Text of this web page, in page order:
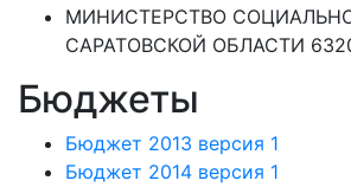
МИНИСТЕРСТВО
САРАТОВСКОЙ ОБЛАСТИ
Бюджеты
Бюджет 2013 версия 1
Бюджет 2014 версия 1